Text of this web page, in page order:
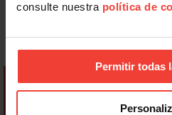
consulte nuestra política de
Permitir todas